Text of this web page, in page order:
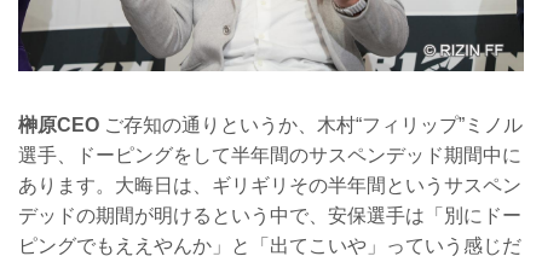
榊原CEO ご存知の通りというか、木村“フィリップ”ミノル
選手、ドーピングをして半年間のサスペンデッド期間中に
あります。大晦日は、ギリギリその半年間というサスペン
デッドの期間が明けるという中で、安保選手は「別にドー
ピングでもええやんか」と「出てこいや」っていう感じだ